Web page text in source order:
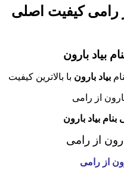
رامی کیفیت اصلی
بیاد بارون
بیاد بارون با بالاترین کیفیت
بیاد بارون
از رامی
از رامی